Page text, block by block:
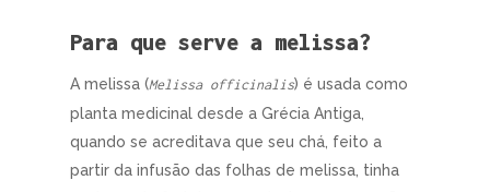
Para que serve a melissa?
A melissa (Melissa officinalis) é usada como
planta medicinal desde a Grécia Antiga,
quando se acreditava que seu chá, feito a
partir da infusão das folhas de melissa, tinha